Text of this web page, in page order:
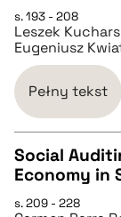
s. 193 - 208
Leszek
Eugeniusz
Pełny tekst
CZYSTY TEKST
Social
Economy in
s. 209 - 228